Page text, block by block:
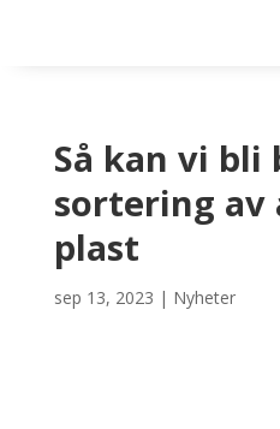
Så kan vi bli
sortering av
plast
sep 13, 2023 | Nyheter